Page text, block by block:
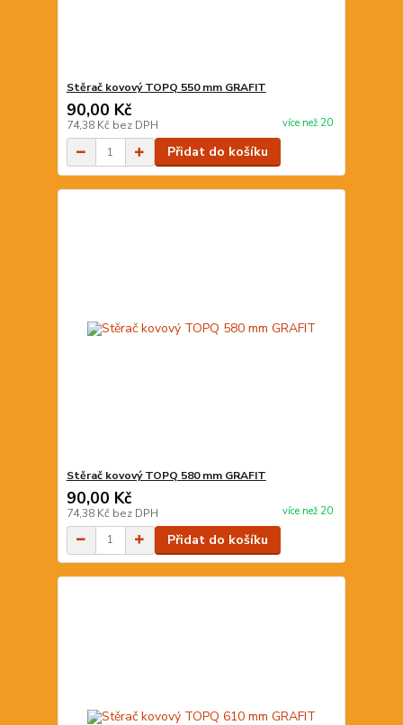
Stěrač kovový TOPQ 550 mm GRAFIT
90,00 Kč
74,38 Kč bez DPH více než 20
Přidat do košíku
Stěrač kovový TOPQ 580 mm GRAFIT
90,00 Kč
74,38 Kč bez DPH více než 20
Přidat do košíku